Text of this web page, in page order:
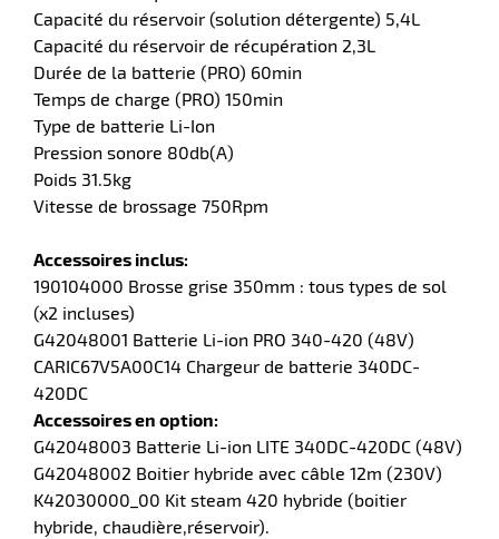
Capacité du réservoir (solution détergente) 5,4L
Capacité du réservoir de récupération 2,3L
Durée de la batterie (PRO) 60min
Temps de charge (PRO) 150min
Type de batterie Li-Ion
Pression sonore 80db(A)
Poids 31.5kg
Vitesse de brossage 750Rpm
Accessoires inclus:
190104000 Brosse grise 350mm : tous types de sol
(x2 incluses)
G42048001 Batterie Li-ion PRO 340-420 (48V)
CARIC67V5A00C14 Chargeur de batterie 340DC-
420DC
Accessoires en option:
G42048003 Batterie Li-ion LITE 340DC-420DC (48V)
G42048002 Boitier hybride avec câble 12m (230V)
K42030000_00 Kit steam 420 hybride (boitier
hybride, chaudière,réservoir).